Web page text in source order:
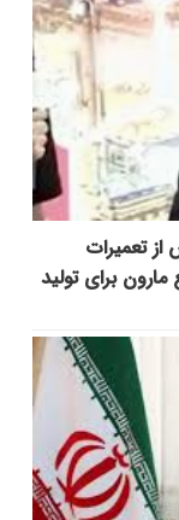
تعمیرات
برای تولید